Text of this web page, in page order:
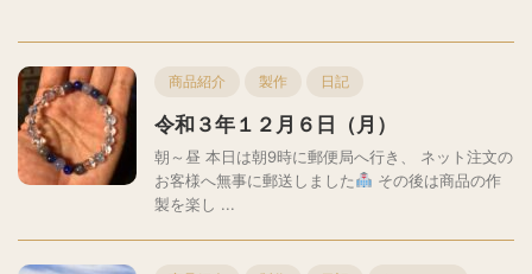
商品紹介 製作 日記
令和３年１２月６日（月）
朝～昼 本日は朝9時に郵便局へ行き、 ネット注文の
お客様へ無事に郵送しました
その後は商品の作
製を楽し ...